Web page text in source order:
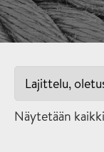
Näytetään